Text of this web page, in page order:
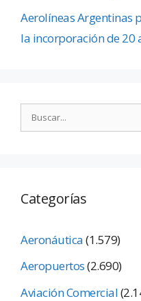
Aerolíneas Argentinas
la incorporación de 20
Categorías
Aeronáutica(1.579)
Aeropuertos(2.690)
Aviación Comercial